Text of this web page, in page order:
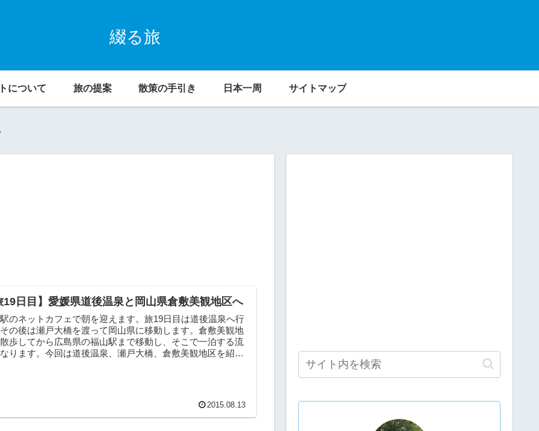
綴る旅
について 旅の提案 散策の手引き 日本一周 サイトマップ
19日目】愛媛県道後温泉と岡山県倉敷美観地区へ
のネットカフェで朝を迎えます。旅19日目は道後温泉へ行
の後は瀬戸大橋を渡って岡山県に移動します。倉敷美観地
歩してから広島県の福山駅まで移動し、そこで一泊する流
ります。今回は道後温泉、瀬戸大橋、倉敷美観地区を紹介
2015.08.13